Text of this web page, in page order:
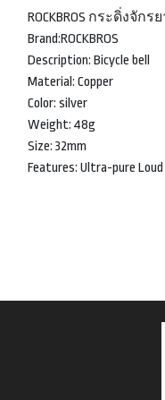
ROCKBROS กระดิ่งจัก
Brand:ROCKBROS
Description: Bicycle bell
Material: Copper
Color: silver
Weight: 48g
Size: 32mm
Features: Ultra-pure Loud